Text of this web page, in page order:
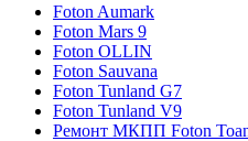
Foton Aumark
Foton Mars 9
Foton OLLIN
Foton Sauvana
Foton Tunland G7
Foton Tunland V9
Ремонт МКПП Foton